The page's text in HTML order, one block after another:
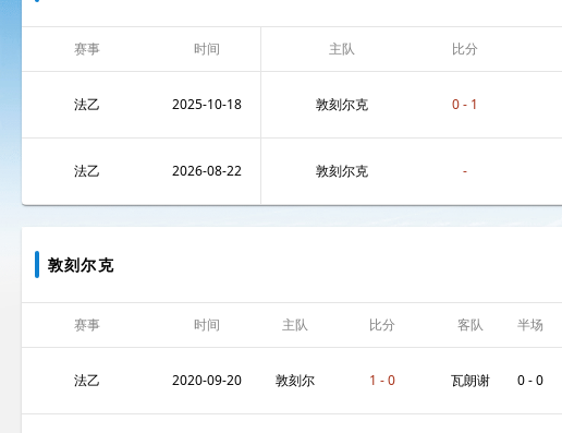
赛事 时间 主队 比分
法乙 2025-10-18 敦刻尔克 0 - 1
法乙 2026-08-22 敦刻尔克 -
敦刻尔克
赛事 时间 主队 比分 客队 半场
法乙 2020-09-20 敦刻尔 1 - 0 瓦朗谢 0 - 0